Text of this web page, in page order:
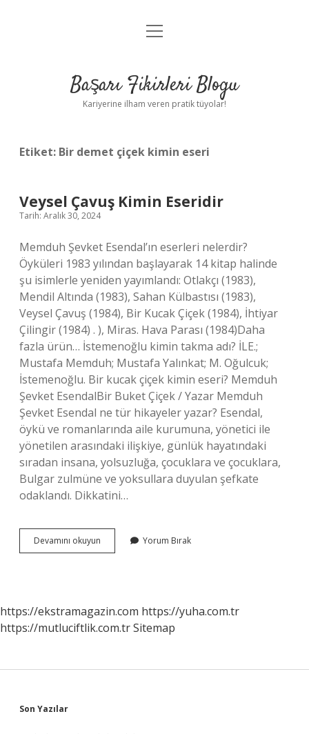
Anasayfa
Yasal Uyarı
menüyü
Başarı Fikirleri Blogu
Kariyerine ilham veren pratik tüyolar!
Etiket: Bir demet çiçek kimin eseri
Veysel Çavuş Kimin Eseridir
Tarih: Aralık 30, 2024
Memduh Şevket Esendal’ın eserleri nelerdir?
Öyküleri 1983 yılından başlayarak 14 kitap halinde
şu isimlerle yeniden yayımlandı: Otlakçı (1983),
Mendil Altında (1983), Sahan Külbastısı (1983),
Veysel Çavuş (1984), Bir Kucak Çiçek (1984), İhtiyar
Çilingir (1984) . ), Miras. Hava Parası (1984)Daha
fazla ürün… İstemenoğlu kimin takma adı? İLE.;
Mustafa Memduh; Mustafa Yalınkat; M. Oğulcuk;
İstemenoğlu. Bir kucak çiçek kimin eseri? Memduh
Şevket EsendalBir Buket Çiçek / Yazar Memduh
Şevket Esendal ne tür hikayeler yazar? Esendal,
öykü ve romanlarında aile kurumuna, yönetici ile
yönetilen arasındaki ilişkiye, günlük hayatındaki
sıradan insana, yolsuzluğa, çocuklara ve çocuklara,
Bulgar zulmüne ve yoksullara duyulan şefkate
odaklandı. Dikkatini…
Devamını okuyun
Çavuş
Yorum Bırak
https://ekstramagazin.com https://yuha.com.tr
https://mutluciftlik.com.trSitemap
Sidebar
Son Yazılar